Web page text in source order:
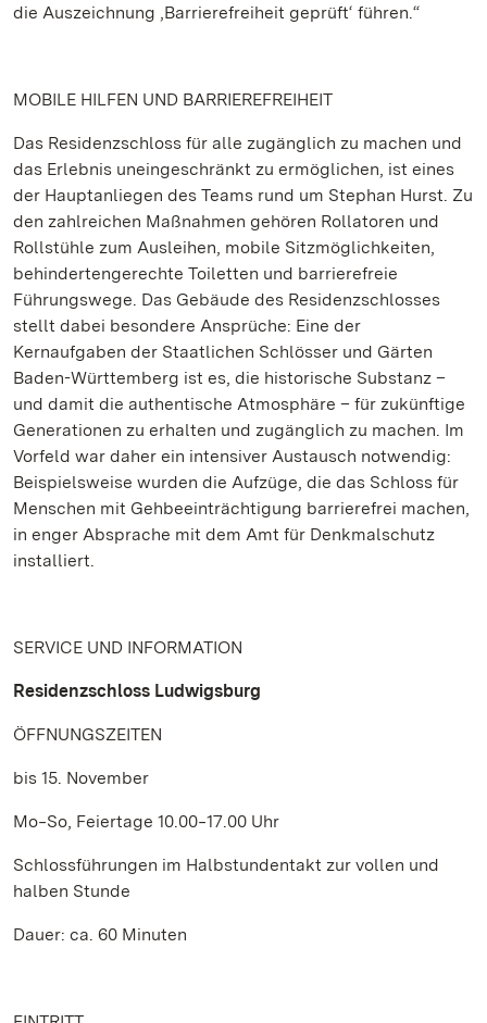
die Auszeichnung ‚Barrierefreiheit geprüft‘ führen.“
MOBILE HILFEN UND BARRIEREFREIHEIT
Das Residenzschloss für alle zugänglich zu machen und
das Erlebnis uneingeschränkt zu ermöglichen, ist eines
der Hauptanliegen des Teams rund um Stephan Hurst. Zu
den zahlreichen Maßnahmen gehören Rollatoren und
Rollstühle zum Ausleihen, mobile Sitzmöglichkeiten,
behindertengerechte Toiletten und barrierefreie
Führungswege. Das Gebäude des Residenzschlosses
stellt dabei besondere Ansprüche: Eine der
Kernaufgaben der Staatlichen Schlösser und Gärten
Baden-Württemberg ist es, die historische Substanz –
und damit die authentische Atmosphäre – für zukünftige
Generationen zu erhalten und zugänglich zu machen. Im
Vorfeld war daher ein intensiver Austausch notwendig:
Beispielsweise wurden die Aufzüge, die das Schloss für
Menschen mit Gehbeeinträchtigung barrierefrei machen,
in enger Absprache mit dem Amt für Denkmalschutz
installiert.
SERVICE UND INFORMATION
Residenzschloss Ludwigsburg
ÖFFNUNGSZEITEN
bis 15. November
Mo‒So, Feiertage 10.00‒17.00 Uhr
Schlossführungen im Halbstundentakt zur vollen und
halben Stunde
Dauer: ca. 60 Minuten